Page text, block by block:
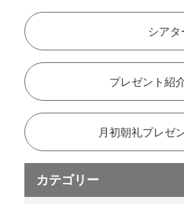
シアタ
プレゼント紹
月初朝礼プレゼ
カテゴリー